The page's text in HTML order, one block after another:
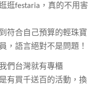
逛festaria ，真的不用害
符合自己預算的輕珠寶
，語言絕對不是問題！
們台灣就有專櫃
有買千送百的活動，換